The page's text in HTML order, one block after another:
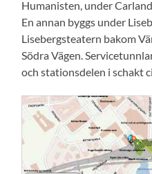
Humanisten, under
En annan byggs under
Lisebergsteatern bakom
Södra Vägen.
och stationsdelen i schakt